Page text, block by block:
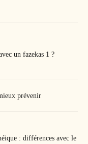
un fazekas 1 ?
prévenir
: différences avec le